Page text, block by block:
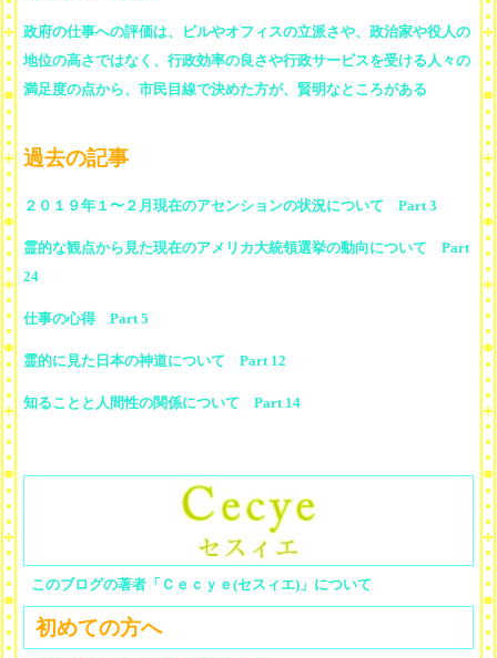
政府の仕事への評価は、ビルやオフィスの立派さや、政治家や役人の
地位の高さではなく、行政効率の良さや行政サービスを受ける人々の
満足度の点から、市民目線で決めた方が、賢明なところがある
過去の記事
２０１９年１〜２月現在のアセンションの状況について Part 3
霊的な観点から見た現在のアメリカ大統領選挙の動向について Part
24
仕事の心得 Part 5
霊的に見た日本の神道について Part 12
知ることと人間性の関係について Part 14
このブログの著者「Ｃｅｃｙｅ(セスィエ)」について
初めての方へ